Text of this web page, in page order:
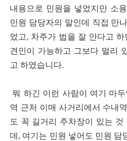
내용으로 민원을 넣었지만 소
민원 담당자의 말인데 직접 만
었고, 차주가 법을 잘 안다고
견인이 가능하고 그보다 멀리
고 하였습니다.
뭐 하긴 이런 사람이 여기 마
역 근처 이매 사거리에서 수내
도 꼭 길거리 주차장이 있는
데, 여기는 민원 넣어도 민원 담